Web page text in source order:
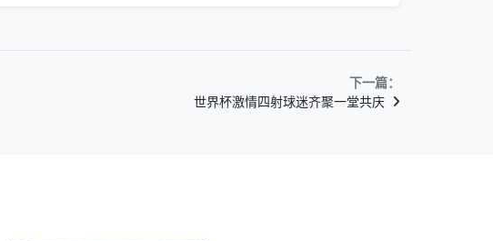
下一篇：
世界杯激情四射球迷齐聚一堂共庆